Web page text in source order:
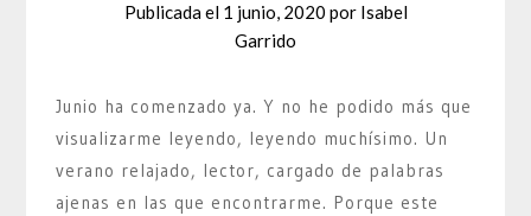
Publicada el 1 junio, 2020 por Isabel
Garrido
Junio ha comenzado ya. Y no he podido más que
visualizarme leyendo, leyendo muchísimo. Un
verano relajado, lector, cargado de palabras
ajenas en las que encontrarme. Porque este